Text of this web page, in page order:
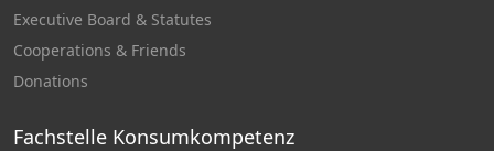
Executive Board & Statutes
Cooperations & Friends
Donations
Fachstelle Konsumkompetenz